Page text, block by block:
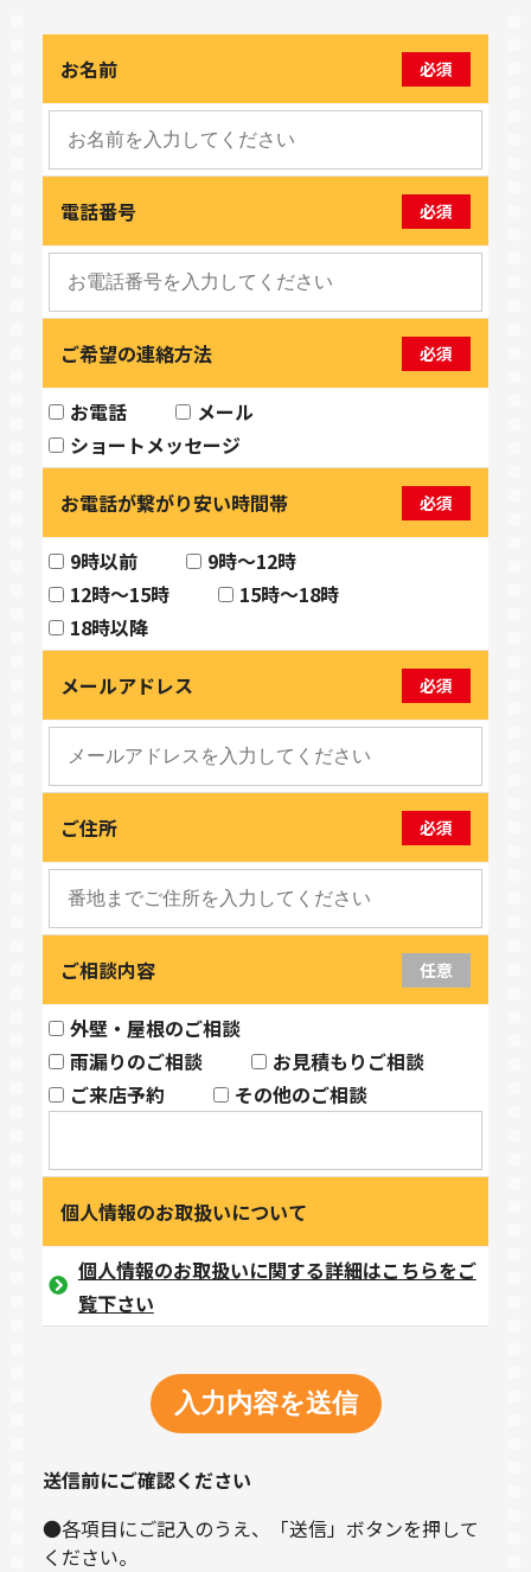
お名前 必須
電話番号 必須
ご希望の連絡方法 必須
お電話
メール
ショートメッセージ
お電話が繋がり安い時間帯 必須
9時以前
9時～12時
12時～15時
15時～18時
18時以降
メールアドレス 必須
ご住所 必須
ご相談内容 任意
外壁・屋根のご相談
雨漏りのご相談
お見積もりご相談
ご来店予約
その他のご相談
個人情報のお取扱いについて
個人情報のお取扱いに関する詳細はこちらをご
覧下さい
送信前にご確認ください
●各項目にご記入のうえ、「送信」ボタンを押して
ください。